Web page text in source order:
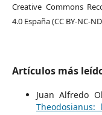
Creative Commons
4.0 España (CC BY-NC-
Artículos más
Juan Alfredo